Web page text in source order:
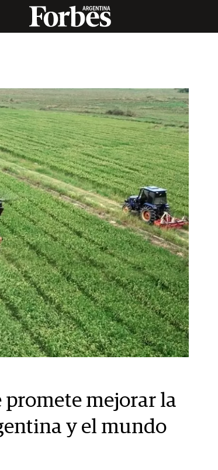
promete mejorar la
y el mundo